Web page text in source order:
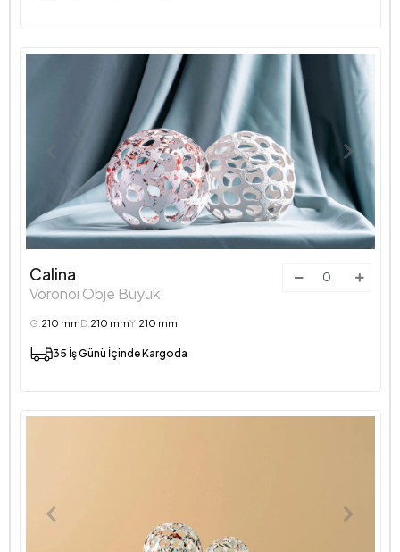
Calina
Voronoi Obje Büyük
G:210 mmD:210 mmY:210 mm
35 İş Günü İçinde Kargoda